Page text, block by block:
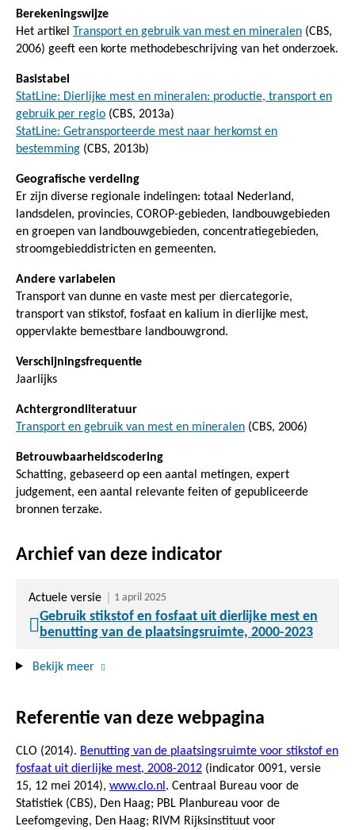
Berekeningswijze
Het artikel Transport en gebruik van mest en mineralen (CBS,
2006) geeft een korte methodebeschrijving van het onderzoek.
Basistabel
StatLine: Dierlijke mest en mineralen: productie, transport en
gebruik per regio (CBS, 2013a)
StatLine: Getransporteerde mest naar herkomst en
bestemming (CBS, 2013b)
Geografische verdeling
Er zijn diverse regionale indelingen: totaal Nederland,
landsdelen, provincies, COROP-gebieden, landbouwgebieden
en groepen van landbouwgebieden, concentratiegebieden,
stroomgebieddistricten en gemeenten.
Andere variabelen
Transport van dunne en vaste mest per diercategorie,
transport van stikstof, fosfaat en kalium in dierlijke mest,
oppervlakte bemestbare landbouwgrond.
Verschijningsfrequentie
Jaarlijks
Achtergrondliteratuur
Transport en gebruik van mest en mineralen (CBS, 2006)
Betrouwbaarheidscodering
Schatting, gebaseerd op een aantal metingen, expert
judgement, een aantal relevante feiten of gepubliceerde
bronnen terzake.
Archief van deze indicator
Actuele versie 1 april 2025
Gebruik stikstof en fosfaat uit dierlijke mest en
benutting van de plaatsingsruimte, 2000-2023
Bekijk meer
Referentie van deze webpagina
CLO (2014). Benutting van de plaatsingsruimte voor stikstof en
fosfaat uit dierlijke mest, 2008-2012 (indicator 0091, versie
15, 12 mei 2014), www.clo.nl . Centraal Bureau voor de
Statistiek (CBS), Den Haag; PBL Planbureau voor de
Leefomgeving, Den Haag; RIVM Rijksinstituut voor